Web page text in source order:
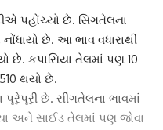
પહોંચ્યો છે. સિંગતેલના
નોંધાયો છે. આ ભાવ વધારાથી
છે. કપાસિયા તેલમાં પણ 10
થયો છે.
છે. સીંગતેલના ભાવમાં
અને સાઈડ તેલમાં પણ જોવા